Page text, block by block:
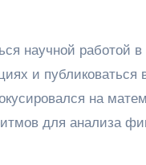
научной работой
и публиковаться
на
для анализа